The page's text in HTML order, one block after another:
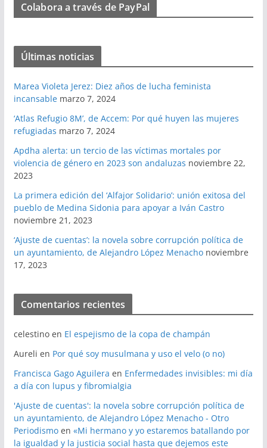
Colabora a través de PayPal
Últimas noticias
Marea Violeta Jerez: Diez años de lucha feminista
incansable marzo 7, 2024
‘Atlas Refugio 8M’, de Accem: Por qué huyen las mujeres
refugiadas marzo 7, 2024
Apdha alerta: un tercio de las víctimas mortales por
violencia de género en 2023 son andaluzas noviembre 22,
2023
La primera edición del ‘Alfajor Solidario’: unión exitosa del
pueblo de Medina Sidonia para apoyar a Iván Castro
noviembre 21, 2023
‘Ajuste de cuentas’: la novela sobre corrupción política de
un ayuntamiento, de Alejandro López Menacho noviembre
17, 2023
Comentarios recientes
celestinoen El espejismo de la copa de champán
Aureli en Por qué soy musulmana y uso el velo (o no)
Francisca Gago Aguilera en Enfermedades invisibles: mi día
a día con lupus y fibromialgia
'Ajuste de cuentas': la novela sobre corrupción política de
un ayuntamiento, de Alejandro López Menacho - Otro
Periodismoen «Mi hermano y yo estaremos batallando por
la igualdad y la justicia social hasta que dejemos este